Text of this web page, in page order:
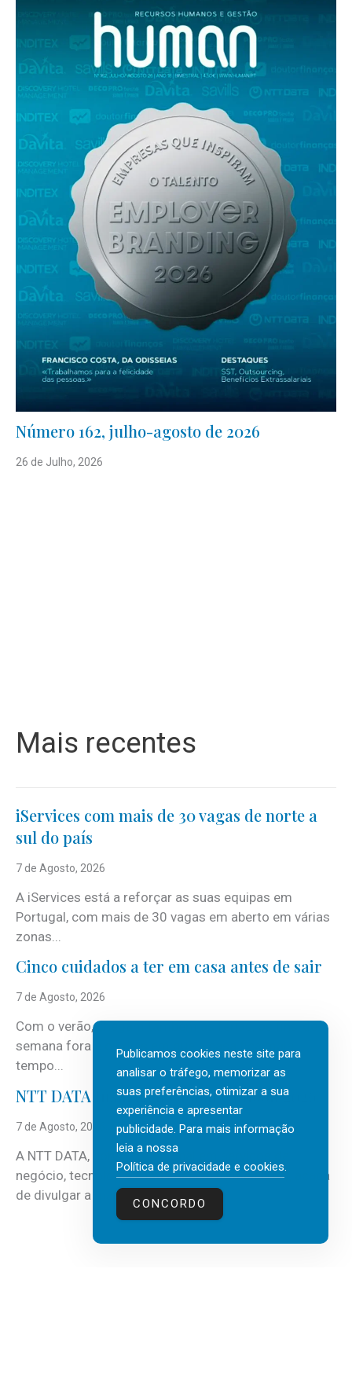
Número 162, julho-agosto de 2026
26 de Julho, 2026
Mais recentes
iServices com mais de 30 vagas de norte a
sul do país
7 de Agosto, 2026
A iServices está a reforçar as suas equipas em
Portugal, com mais de 30 vagas em aberto em várias
zonas...
Cinco cuidados a ter em casa antes de sair
7 de Agosto, 2026
Com o verão, chegam também as férias, os fins-de-
semana fora e os dias em que a casa fica mais
tempo...
NTT DATA Insurtech Global Outlook 2026
7 de Agosto, 2026
A NTT DATA, consultora global em serviços de
negócio, tecnologia e inteligência artificial (IA), acaba
de divulgar a mais recente...
Publicamos cookies neste site para
analisar o tráfego, memorizar as
suas preferências, otimizar a sua
experiência e apresentar
publicidade. Para mais informação
leia a nossa
Política de privacidade e cookies.
CONCORDO